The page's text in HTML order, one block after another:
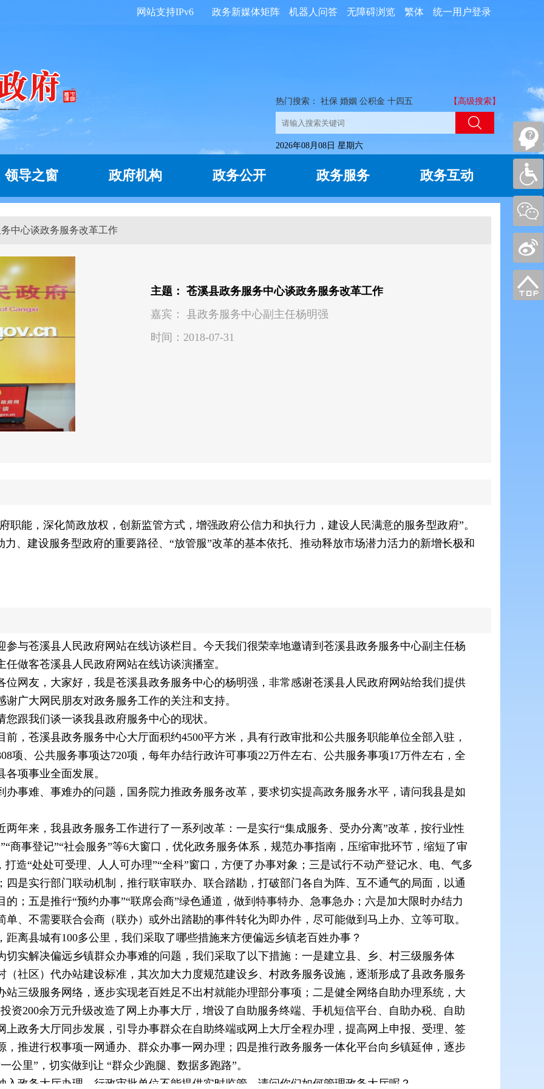
统一用户登录
繁体
无障碍浏览
机器人问答
政务新媒体矩阵
网站支持IPv6
热门搜索： 社保 婚姻 公积金 十四五 【高级搜索】
2026年08月08日 星期六
领导之窗 政府机构 政务公开 政务服务 政务互动
中心谈政务服务改革工作
主题： 苍溪县政务服务中心谈政务服务改革工作
嘉宾： 县政务服务中心副主任杨明强
时间：2018-07-31
职能，深化简政放权，创新监管方式，增强政府公信力和执行力，建设人民满意的服务型政府”。
、建设服务型政府的重要路径、“放管服”改革的基本依托、推动释放市场潜力活力的新增长极和
参与苍溪县人民政府网站在线访谈栏目。今天我们很荣幸地邀请到苍溪县政务服务中心副主任杨
做客苍溪县人民政府网站在线访谈演播室。
位网友，大家好，我是苍溪县政务服务中心的杨明强，非常感谢苍溪县人民政府网站给我们提供
广大网民朋友对政务服务工作的关注和支持。
跟我们谈一谈我县政府服务中心的现状。
，苍溪县政务服务中心大厅面积约4500平方米，具有行政审批和公共服务职能单位全部入驻，
项、公共服务事项达720项，每年办结行政许可事项22万件左右、公共服务事项17万件左右，全
项事业全面发展。
办事难、事难办的问题，国务院力推政务服务改革，要求切实提高政务服务水平，请问我县是如
年来，我县政务服务工作进行了一系列改革：一是实行“集成服务、受办分离”改革，按行业性
商事登记”“社会服务”等6大窗口，优化政务服务体系，规范办事指南，压缩审批环节，缩短了审
造“处处可受理、人人可办理”“全科”窗口，方便了办事对象；三是试行不动产登记水、电、气多
是实行部门联动机制，推行联审联办、联合踏勘，打破部门各自为阵、互不通气的局面，以通
；五是推行“预约办事”“联席会商”绿色通道，做到特事特办、急事急办；六是加大限时办结力
、不需要联合会商（联办）或外出踏勘的事件转化为即办件，尽可能做到马上办、立等可取。
离县城有100多公里，我们采取了哪些措施来方便偏远乡镇老百姓办事？
切实解决偏远乡镇群众办事难的问题，我们采取了以下措施：一是建立县、乡、村三级服务体
社区）代办站建设标准，其次加大力度规范建设乡、村政务服务设施，逐渐形成了县政务服务
三级服务网络，逐步实现老百姓足不出村就能办理部分事项；二是健全网络自助办理系统，大
资200余万元升级改造了网上办事大厅，增设了自助服务终端、手机短信平台、自助办税、自助
政务大厅同步发展，引导办事群众在自助终端或网上大厅全程办理，提高网上申报、受理、签
推进行权事项一网通办、群众办事一网办理；四是推行政务服务一体化平台向乡镇延伸，逐步
公里”，切实做到让 “群众少跑腿、数据多跑路”。
政务大厅办理，行政审批单位不能提供实时监管，请问你们如何管理政务大厅呢？